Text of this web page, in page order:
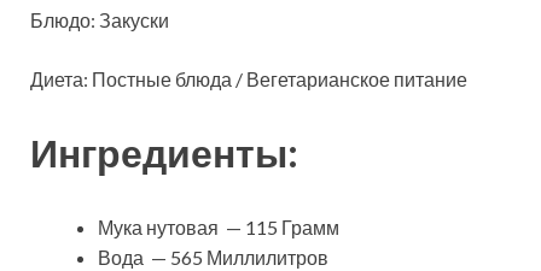
Блюдо: Закуски
Диета: Постные блюда / Вегетарианское питание
Ингредиенты:
Мука нутовая — 115 Грамм
Вода — 565 Миллилитров